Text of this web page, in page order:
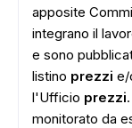
apposite
integrano il
e sono
listino prezzi e/
l'Ufficio prezzi
monitorato da